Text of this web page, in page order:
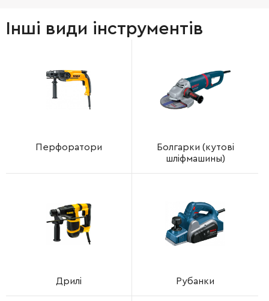
Інші види інструментів
Перфоратори
Болгарки (кутові
шліфмашины)
Дрилі Рубанки